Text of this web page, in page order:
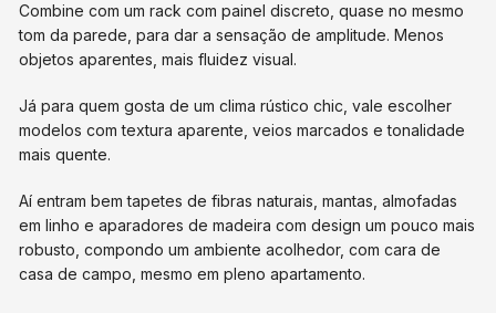
Combine com um rack com painel discreto, quase no mesmo
tom da parede, para dar a sensação de amplitude. Menos
objetos aparentes, mais fluidez visual.
Já para quem gosta de um clima rústico chic, vale escolher
modelos com textura aparente, veios marcados e tonalidade
mais quente.
Aí entram bem tapetes de fibras naturais, mantas, almofadas
em linho e aparadores de madeira com design um pouco mais
robusto, compondo um ambiente acolhedor, com cara de
casa de campo, mesmo em pleno apartamento.